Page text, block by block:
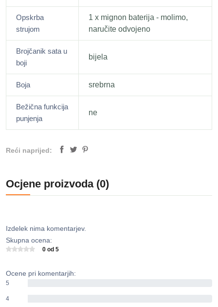
Opskrba
strujom
1 x mignon baterija - molimo,
naručite odvojeno
Brojčanik sata u
boji
bijela
Boja srebrna
Bežična funkcija
punjenja
ne
Reći naprijed:
Ocjene proizvoda (0)
Izdelek nima komentarjev.
Skupna ocena:
0 od 5
Ocene pri komentarjih:
5
4